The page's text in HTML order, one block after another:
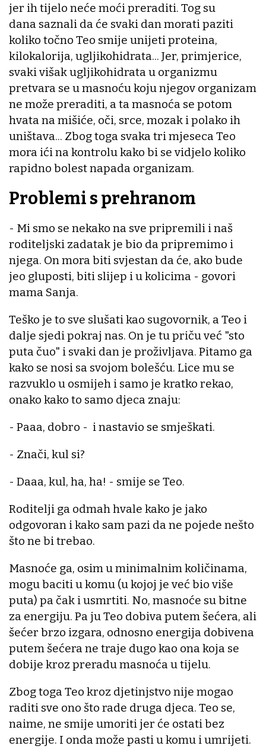
jer ih tijelo neće moći preraditi. Tog su
dana saznali da će svaki dan morati paziti
koliko točno Teo smije unijeti proteina,
kilokalorija, ugljikohidrata... Jer, primjerice,
svaki višak ugljikohidrata u organizmu
pretvara se u masnoću koju njegov organizam
ne može preraditi, a ta masnoća se potom
hvata na mišiće, oči, srce, mozak i polako ih
uništava... Zbog toga svaka tri mjeseca Teo
mora ići na kontrolu kako bi se vidjelo koliko
rapidno bolest napada organizam.
Problemi s prehranom
- Mi smo se nekako na sve pripremili i naš
roditeljski zadatak je bio da pripremimo i
njega. On mora biti svjestan da će, ako bude
jeo gluposti, biti slijep i u kolicima - govori
mama Sanja.
Teško je to sve slušati kao sugovornik, a Teo i
dalje sjedi pokraj nas. On je tu priču već "sto
puta čuo" i svaki dan je proživljava. Pitamo ga
kako se nosi sa svojom bolešću. Lice mu se
razvuklo u osmijeh i samo je kratko rekao,
onako kako to samo djeca znaju:
- Paaa, dobro - i nastavio se smješkati.
- Znači, kul si?
- Daaa, kul, ha, ha! - smije se Teo.
Roditelji ga odmah hvale kako je jako
odgovoran i kako sam pazi da ne pojede nešto
što ne bi trebao.
Masnoće ga, osim u minimalnim količinama,
mogu baciti u komu (u kojoj je već bio više
puta) pa čak i usmrtiti. No, masnoće su bitne
za energiju. Pa ju Teo dobiva putem šećera, ali
šećer brzo izgara, odnosno energija dobivena
putem šećera ne traje dugo kao ona koja se
dobije kroz preradu masnoća u tijelu.
Zbog toga Teo kroz djetinjstvo nije mogao
raditi sve ono što rade druga djeca. Teo se,
naime, ne smije umoriti jer će ostati bez
energije. I onda može pasti u komu i umrijeti.